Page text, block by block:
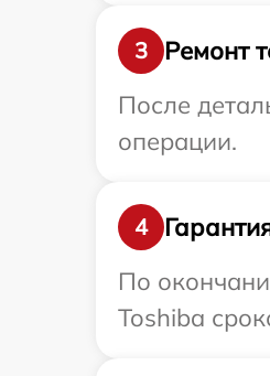
3
Ремонт
После
операции.
4
По
Toshiba